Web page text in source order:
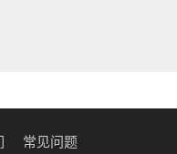
常见问题